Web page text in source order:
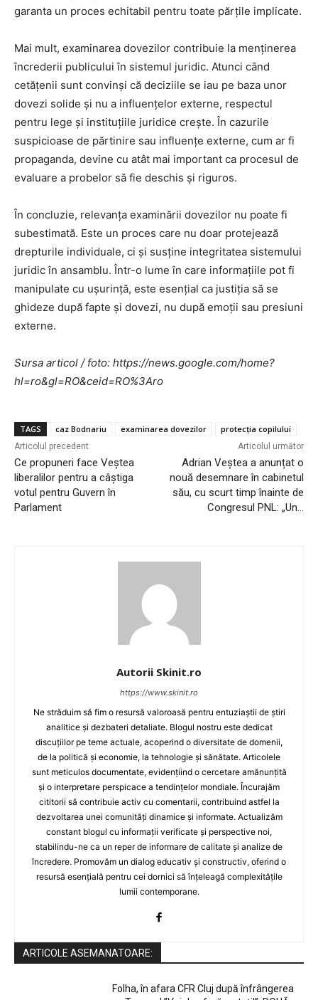
garanta un proces echitabil pentru toate părțile implicate.
Mai mult, examinarea dovezilor contribuie la menținerea
încrederii publicului în sistemul juridic. Atunci când
cetățenii sunt convinși că deciziile se iau pe baza unor
dovezi solide și nu a influențelor externe, respectul
pentru lege și instituțiile juridice crește. În cazurile
suspicioase de părtinire sau influențe externe, cum ar fi
propaganda, devine cu atât mai important ca procesul de
evaluare a probelor să fie deschis și riguros.
În concluzie, relevanța examinării dovezilor nu poate fi
subestimată. Este un proces care nu doar protejează
drepturile individuale, ci și susține integritatea sistemului
juridic în ansamblu. Într-o lume în care informațiile pot fi
manipulate cu ușurință, este esențial ca justiția să se
ghideze după fapte și dovezi, nu după emoții sau presiuni
externe.
Sursa articol / foto: https://news.google.com/home?
hl=ro&gl=RO&ceid=RO%3Aro
TAGS caz Bodnariu examinarea dovezilor protecția copilului
Articolul precedent
Ce propuneri face Veștea
liberalilor pentru a câștiga
votul pentru Guvern în
Parlament
Articolul următor
Adrian Veștea a anunțat o
nouă desemnare în cabinetul
său, cu scurt timp înainte de
Congresul PNL: „Un…
Autorii Skinit.ro
https://www.skinit.ro
Ne străduim să fim o resursă valoroasă pentru entuziaștii de știri
analitice și dezbateri detaliate. Blogul nostru este dedicat
discuțiilor pe teme actuale, acoperind o diversitate de domenii,
de la politică și economie, la tehnologie și sănătate. Articolele
sunt meticulos documentate, evidențiind o cercetare amănunțită
și o interpretare perspicace a tendințelor mondiale. Încurajăm
cititorii să contribuie activ cu comentarii, contribuind astfel la
dezvoltarea unei comunități dinamice și informate. Actualizăm
constant blogul cu informații verificate și perspective noi,
stabilindu-ne ca un reper de informare de calitate și analize de
încredere. Promovăm un dialog educativ și constructiv, oferind o
resursă esențială pentru cei dornici să înțeleagă complexitățile
lumii contemporane.
ARTICOLE ASEMANATOARE:
Folha, în afara CFR Cluj după înfrângerea